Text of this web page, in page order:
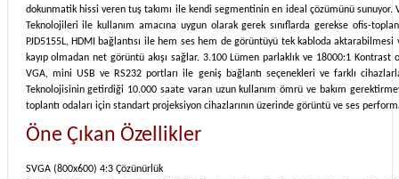
dokunmatik hissi veren tuş takımı ile kendi segmentinin en ideal çözümünü
Teknolojileri ile kullanım amacına uygun olarak gerek sınıflarda gerekse ofis-
PJD5155L, HDMI bağlantısı ile hem ses hem de görüntüyü tek kabloda
kayıp olmadan net görüntü akışı sağlar. 3.100 Lümen parlaklık ve 18000:1 Kontrast
VGA, mini USB ve RS232 portları ile geniş bağlantı seçenekleri ve farklı
Teknolojisinin getirdiği 10.000 saate varan uzun kullanım ömrü ve bakım
toplantı odaları için standart projeksiyon cihazlarının üzerinde görüntü ve ses
Öne Çıkan Özellikler
SVGA (800x600) 4:3 Çözünürlük